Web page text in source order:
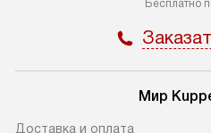
оформлении заказа.
В оговоренный день служба
требуется перенос прибора
до двери квартиры или до
Бесплатно
Мир
Доставка и оплата